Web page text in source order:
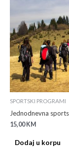
SPORTSKI PROGRAMI
Jednodnevna
15,00KM
Dodaj u korpu